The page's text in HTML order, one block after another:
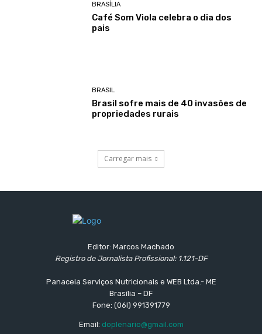
BRASÍLIA
Café Som Viola celebra o dia dos
pais
BRASIL
Brasil sofre mais de 40 invasões de
propriedades rurais
Carregar mais
Editor: Marcos Machado
Registro de Jornalista Profissional: 1.121-DF
Panaceia Serviços Nutricionais e WEB Ltda.- ME
Brasília – DF
Fone: (06l) 991391779
Email: doplenario@gmail.com